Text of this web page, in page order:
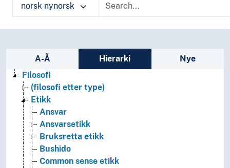
norsk nynorsk
Sidefelt: navigér i vokabularet på ulike
A-Å Hierarki
Nye
Filosofi
(filosofi etter type)
Etikk
Ansvar
Ansvarsetikk
Bruksretta etikk
Bushido
Common sense etikk